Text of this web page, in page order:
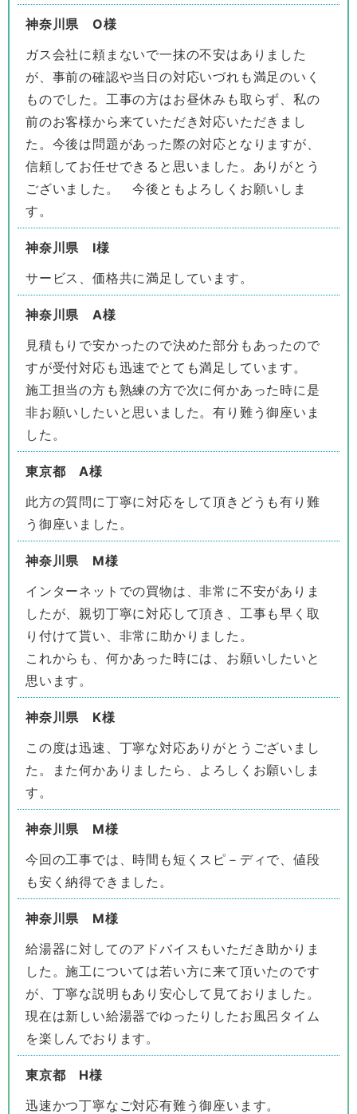
神奈川県 O様
ガス会社に頼まないで一抹の不安はありました
が、事前の確認や当日の対応いづれも満足のいく
ものでした。工事の方はお昼休みも取らず、私の
前のお客様から来ていただき対応いただきまし
た。今後は問題があった際の対応となりますが、
信頼してお任せできると思いました。ありがとう
ございました。 今後ともよろしくお願いしま
す。
神奈川県 I様
サービス、価格共に満足しています。
神奈川県 A様
見積もりで安かったので決めた部分もあったので
すが受付対応も迅速でとても満足しています。
施工担当の方も熟練の方で次に何かあった時に是
非お願いしたいと思いました。有り難う御座いま
した。
東京都 A様
此方の質問に丁寧に対応をして頂きどうも有り難
う御座いました。
神奈川県 M様
インターネットでの買物は、非常に不安がありま
したが、親切丁寧に対応して頂き、工事も早く取
り付けて貰い、非常に助かりました。
これからも、何かあった時には、お願いしたいと
思います。
神奈川県 K様
この度は迅速、丁寧な対応ありがとうございまし
た。また何かありましたら、よろしくお願いしま
す。
神奈川県 M様
今回の工事では、時間も短くスピ－ディで、値段
も安く納得できました。
神奈川県 M様
給湯器に対してのアドバイスもいただき助かりま
した。施工については若い方に来て頂いたのです
が、丁寧な説明もあり安心して見ておりました。
現在は新しい給湯器でゆったりしたお風呂タイム
を楽しんでおります。
東京都 H様
迅速かつ丁寧なご対応有難う御座います。